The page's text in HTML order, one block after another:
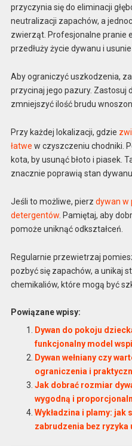
przyczynia się do eliminacji
neutralizacji zapachów, a
zwierząt. Profesjonalne pranie
przedłuży życie dywanu i
Aby ograniczyć uszkodzenia,
przycinaj jego pazury. Zastosuj
zmniejszyć ilość brudu
Przy każdej lokalizacji, gdzie
łatwe w czyszczeniu chodniki.
kota, by usunąć błoto i piasek.
znacznie poprawią stan dywanu.
Jeśli to możliwe, pierz dywan w
detergentów. Pamiętaj, aby
pomoże uniknąć odkształceń.
Regularnie przewietrzaj
pozbyć się zapachów, a unikaj
chemikaliów, które mogą być
Powiązane wpisy:
Dywan do pokoju
funkcjonalny model
Dywan wełniany czy
ograniczenia i
Jak dobrać rozmiar
wygodną i
Wykładzina i plamy: jak
zabrudzenia bez ryzyka